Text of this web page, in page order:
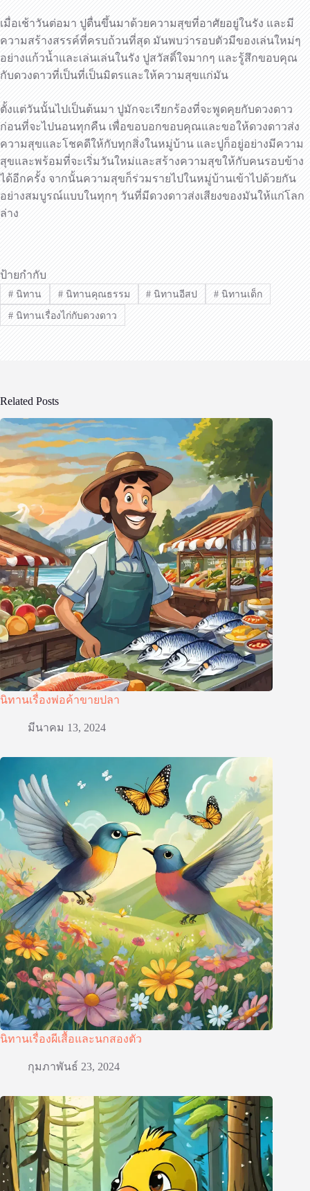
เมื่อเช้าวันต่อมา ปูตื่นขึ้นมาด้วยความสุขที่อาศัยอยู่ในรัง และมี
ความสร้างสรรค์ที่ครบถ้วนที่สุด มันพบว่ารอบตัวมีของเล่นใหม่ๆ
อย่างแก้วน้ำและเล่นเล่นในรัง ปูสวัสดิ์ใจมากๆ และรู้สึกขอบคุณ
กับดวงดาวที่เป็นที่เป็นมิตรและให้ความสุขแก่มัน
ตั้งแต่วันนั้นไปเป็นต้นมา ปูมักจะเรียกร้องที่จะพูดคุยกับดวงดาว
ก่อนที่จะไปนอนทุกคืน เพื่อขอบอกขอบคุณและขอให้ดวงดาวส่ง
ความสุขและโชคดีให้กับทุกสิ่งในหมู่บ้าน และปูก็อยู่อย่างมีความ
สุขและพร้อมที่จะเริ่มวันใหม่และสร้างความสุขให้กับคนรอบข้าง
ได้อีกครั้ง จากนั้นความสุขก็ร่วมรายไปในหมู่บ้านเข้าไปด้วยกัน
อย่างสมบูรณ์แบบในทุกๆ วันที่มีดวงดาวส่งเสียงของมันให้แก่โลก
ล่าง
ป้ายกำกับ
#นิทาน #นิทานคุณธรรม # นิทานอีสป # นิทานเด็ก
#นิทานเรื่องไก่กับดวงดาว
Related Posts
นิทานเรื่องพ่อค้าขายปลา
มีนาคม 13, 2024
นิทานเรื่องผีเสื้อและนกสองตัว
กุมภาพันธ์ 23, 2024